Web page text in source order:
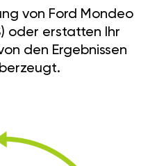
von Ford Mondeo
oder erstatten Ihr
den Ergebnissen